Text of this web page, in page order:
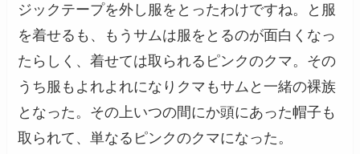
ジックテープを外し服をとったわけですね。と服
を着せるも、もうサムは服をとるのが面白くなっ
たらしく、着せては取られるピンクのクマ。その
うち服もよれよれになりクマもサムと一緒の裸族
となった。その上いつの間にか頭にあった帽子も
取られて、単なるピンクのクマになった。